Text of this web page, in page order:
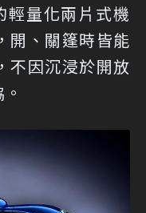
量化兩片式機
開、關篷時皆能
不因沉浸於開放